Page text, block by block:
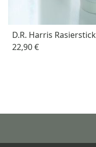
D.R. Harris Rasierstick
22,90 €